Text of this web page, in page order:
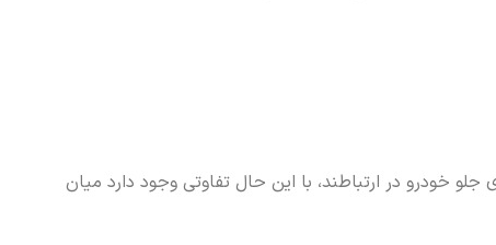
خودرو در ارتباطند، با این حال تفاوتی وجود دارد میان